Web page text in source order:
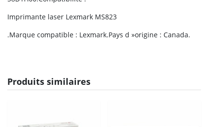
Imprimante laser Lexmark MS823
.Marque compatible : Lexmark.Pays d »origine : Canada.
Produits similaires